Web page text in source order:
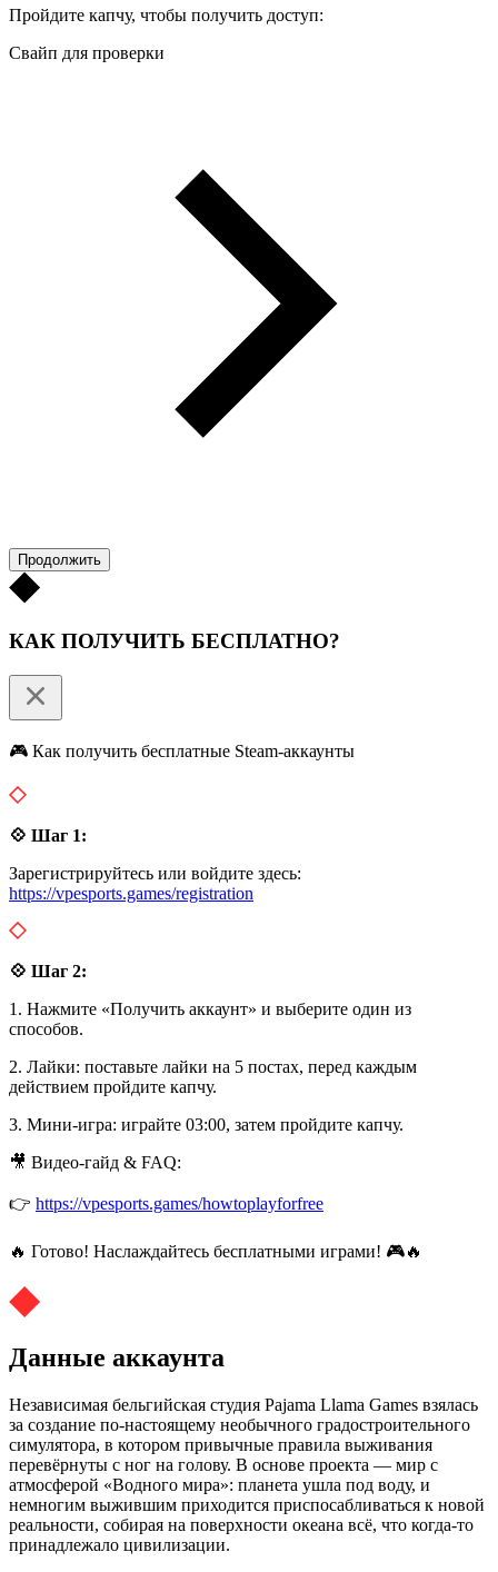
Пройдите капчу, чтобы получить доступ:
Свайп для проверки
Продолжить
КАК ПОЛУЧИТЬ БЕСПЛАТНО?
🎮 Как получить бесплатные Steam-аккаунты
💠 Шаг 1:
Зарегистрируйтесь или войдите здесь:
https://vpesports.games/registration
💠 Шаг 2:
1. Нажмите «Получить аккаунт» и выберите один из
способов.
2. Лайки: поставьте лайки на 5 постах, перед каждым
действием пройдите капчу.
3. Мини-игра: играйте 03:00, затем пройдите капчу.
🎥 Видео-гайд & FAQ:
👉 https://vpesports.games/howtoplayforfree
🔥 Готово! Наслаждайтесь бесплатными играми! 🎮🔥
Данные аккаунта
Независимая бельгийская студия Pajama Llama Games взялась
за создание по‑настоящему необычного градостроительного
симулятора, в котором привычные правила выживания
перевёрнуты с ног на голову. В основе проекта — мир с
атмосферой «Водного мира»: планета ушла под воду, и
немногим выжившим приходится приспосабливаться к новой
реальности, собирая на поверхности океана всё, что когда‑то
принадлежало цивилизации.